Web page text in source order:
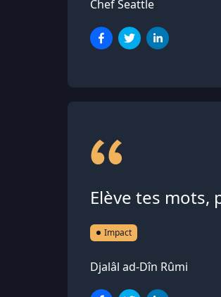
Chef Seattle
Elève tes mots,
Impact
Djalâl ad-Dîn Rûmi